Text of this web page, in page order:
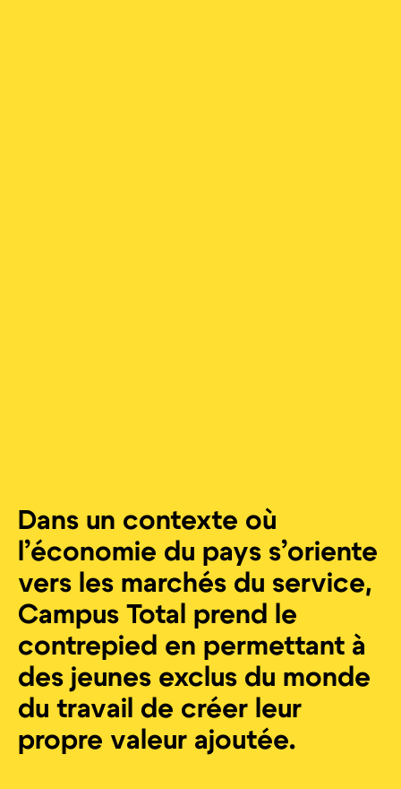
Dans un contexte où
l’économie du pays s’oriente
vers les marchés du service,
Campus Total prend le
contrepied en permettant à
des jeunes exclus du monde
du travail de créer leur
propre valeur ajoutée.